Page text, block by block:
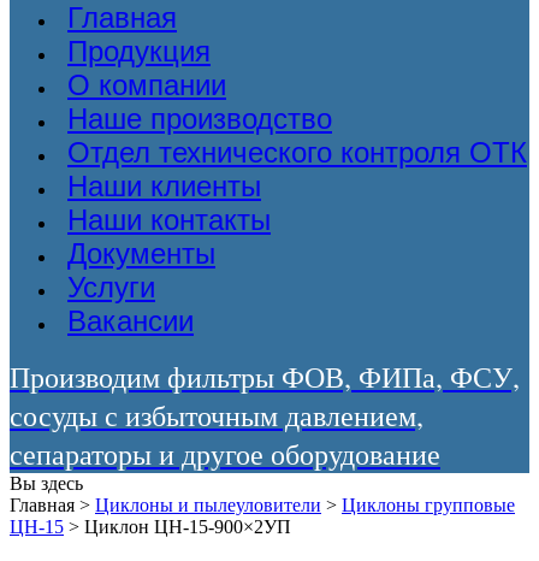
Главная
Продукция
О компании
Наше производство
Отдел технического контроля ОТК
Наши клиенты
Наши контакты
Документы
Услуги
Вакансии
Производим фильтры ФОВ, ФИПа, ФСУ,
сосуды с избыточным давлением,
сепараторы и другое оборудование
Вы здесь
Главная > Циклоны и пылеуловители > Циклоны групповые
ЦН-15 > Циклон ЦН-15-900×2УП